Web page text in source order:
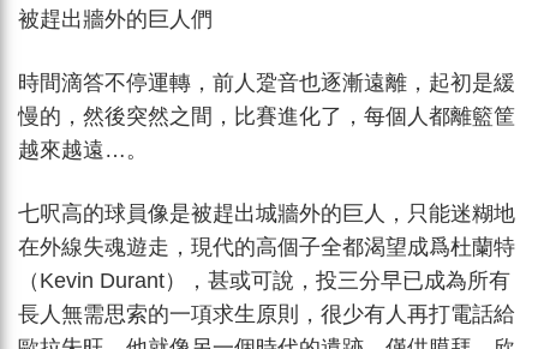
被趕出牆外的巨人們
時間滴答不停運轉，前人跫音也逐漸遠離，起初是緩
慢的，然後突然之間，比賽進化了，每個人都離籃筐
越來越遠…。
七呎高的球員像是被趕出城牆外的巨人，只能迷糊地
在外線失魂遊走，現代的高個子全都渴望成爲杜蘭特
（Kevin Durant），甚或可說，投三分早已成為所有
長人無需思索的一項求生原則，很少有人再打電話給